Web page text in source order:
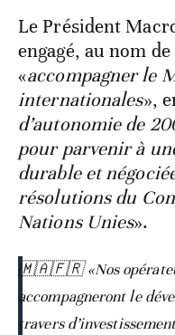
Le Président
engagé, au nom
«accompagner le
internationales»,
d’autonomie de
pour parvenir à
durable et
résolutions du
Nations Unies».
🇲🇦🇫🇷 «Nos
accompagneront le
travers